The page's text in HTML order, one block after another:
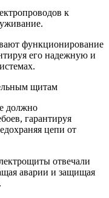
к
функционирование
его надежную и
щитам
должно
гарантируя
цепи от
отвечали
аварии и защищая